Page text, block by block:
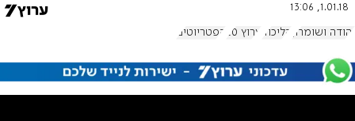
1.01.18, 13:06
יהודה ושומרון הליכוד ערוץ 20 הפטריוטים